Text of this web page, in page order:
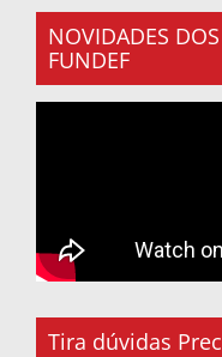
NOVIDADES
FUNDEF
Tira dúvidas